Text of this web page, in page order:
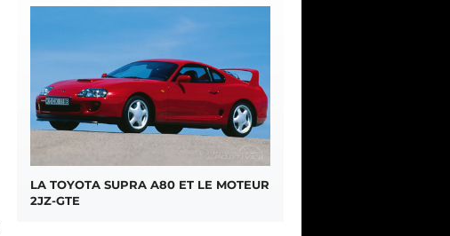
LA TOYOTA SUPRA A80 ET LE MOTEUR
2JZ-GTE